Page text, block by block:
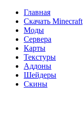
Главная
Скачать Minecraft
Моды
Сервера
Карты
Текстуры
Аддоны
Шейдеры
Скины